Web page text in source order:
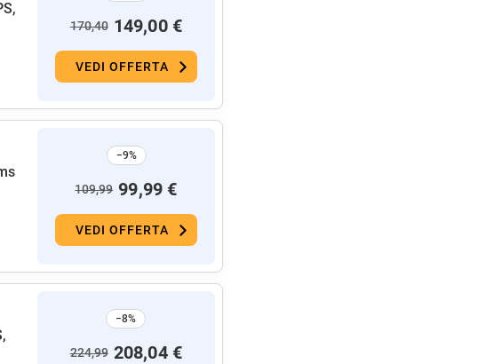
170,40 149,00 €
VEDI OFFERTA
−9%
109,99 99,99 €
VEDI OFFERTA
−8%
224,99 208,04 €